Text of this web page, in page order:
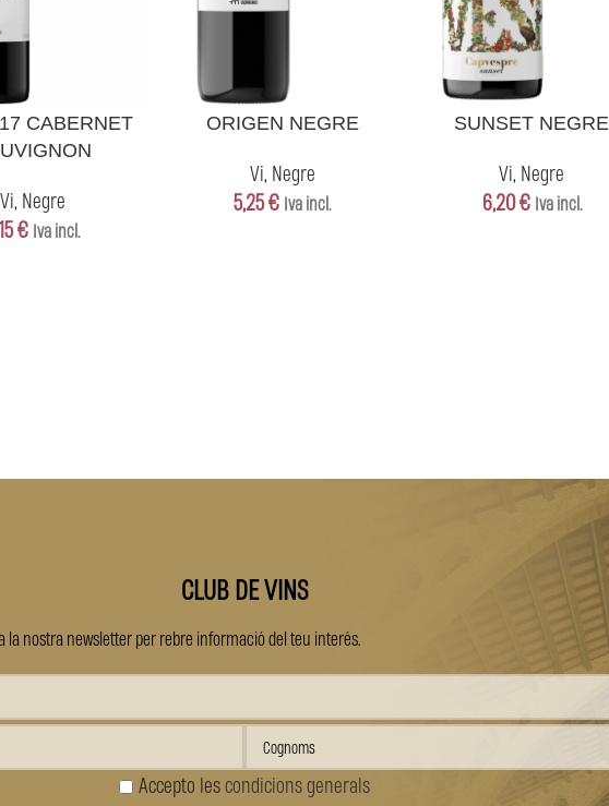
CABERNET
Vi, Negre
€ Iva incl.
AFEGEIX A LA CISTELLA
ORIGEN NEGRE
Vi, Negre
5,25€ Iva incl.
AFEGEIX A LA CISTELLA
SUNSET NEGRE
Vi, Negre
6,20€ Iva incl.
CLUB DE VINS
la nostra newsletter per rebre informació del teu interés.
Accepto lescondicions generals